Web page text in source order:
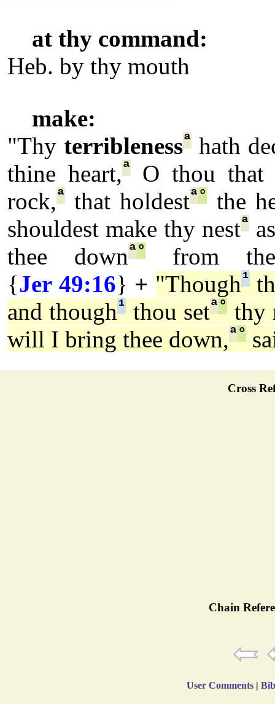
at thy command:
Heb. by thy mouth
make:
"Thy terriblenessª hath
thine heart,ªO thou
rock,ª that holdestª°
the
shouldest make thy nestª
thee downª°from
{Jer 49:16} + "Though¹
and though¹ thou setª° thy
will I bring thee down,ª°
Cross
Chain
User Comments |